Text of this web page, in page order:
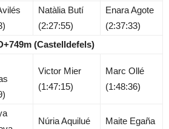
Natàlia Butí
(2:27:55)
Enara Agote
(2:37:33)
(Castelldefels)
Victor Mier
(1:47:15)
Marc Ollé
(1:48:36)
Núria Aquilué Maite Egaña